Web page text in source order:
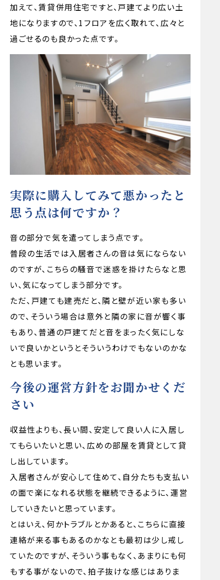
加えて、賃貸併用住宅ですと、戸建てより広い土
地になりますので、1フロアを広く取れて、広々と
過ごせるのも良かった点です。
実際に購入してみて悪かったと
思う点は何ですか？
音の部分で気を遣ってしまう点です。
普段の生活では入居者さんの音は気にならない
のですが、こちらの騒音で迷惑を掛けたらなと思
い、気になってしまう部分です。
ただ、戸建ても建売だと、隣と壁が近い家も多い
ので、そういう場合は意外と隣の家に音が響く事
もあり、普通の戸建てだと音をまったく気にしな
いで良いかというとそういうわけでもないのかな
とも思います。
今後の運営方針をお聞かせくだ
さい
収益性よりも、長い間、安定して良い人に入居し
てもらいたいと思い、広めの部屋を賃貸として貸
し出しています。
入居者さんが安心して住めて、自分たちも支払い
の面で楽になれる状態を継続できるように、運営
していきたいと思っています。
とはいえ、何かトラブルとかあると、こちらに直接
連絡が来る事もあるのかなとも最初は少し戒し
ていたのですが、そういう事もなく、あまりにも何
もする事がないので、拍子抜けな感じはありま